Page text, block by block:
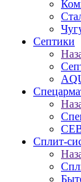
Септики
Сплит-